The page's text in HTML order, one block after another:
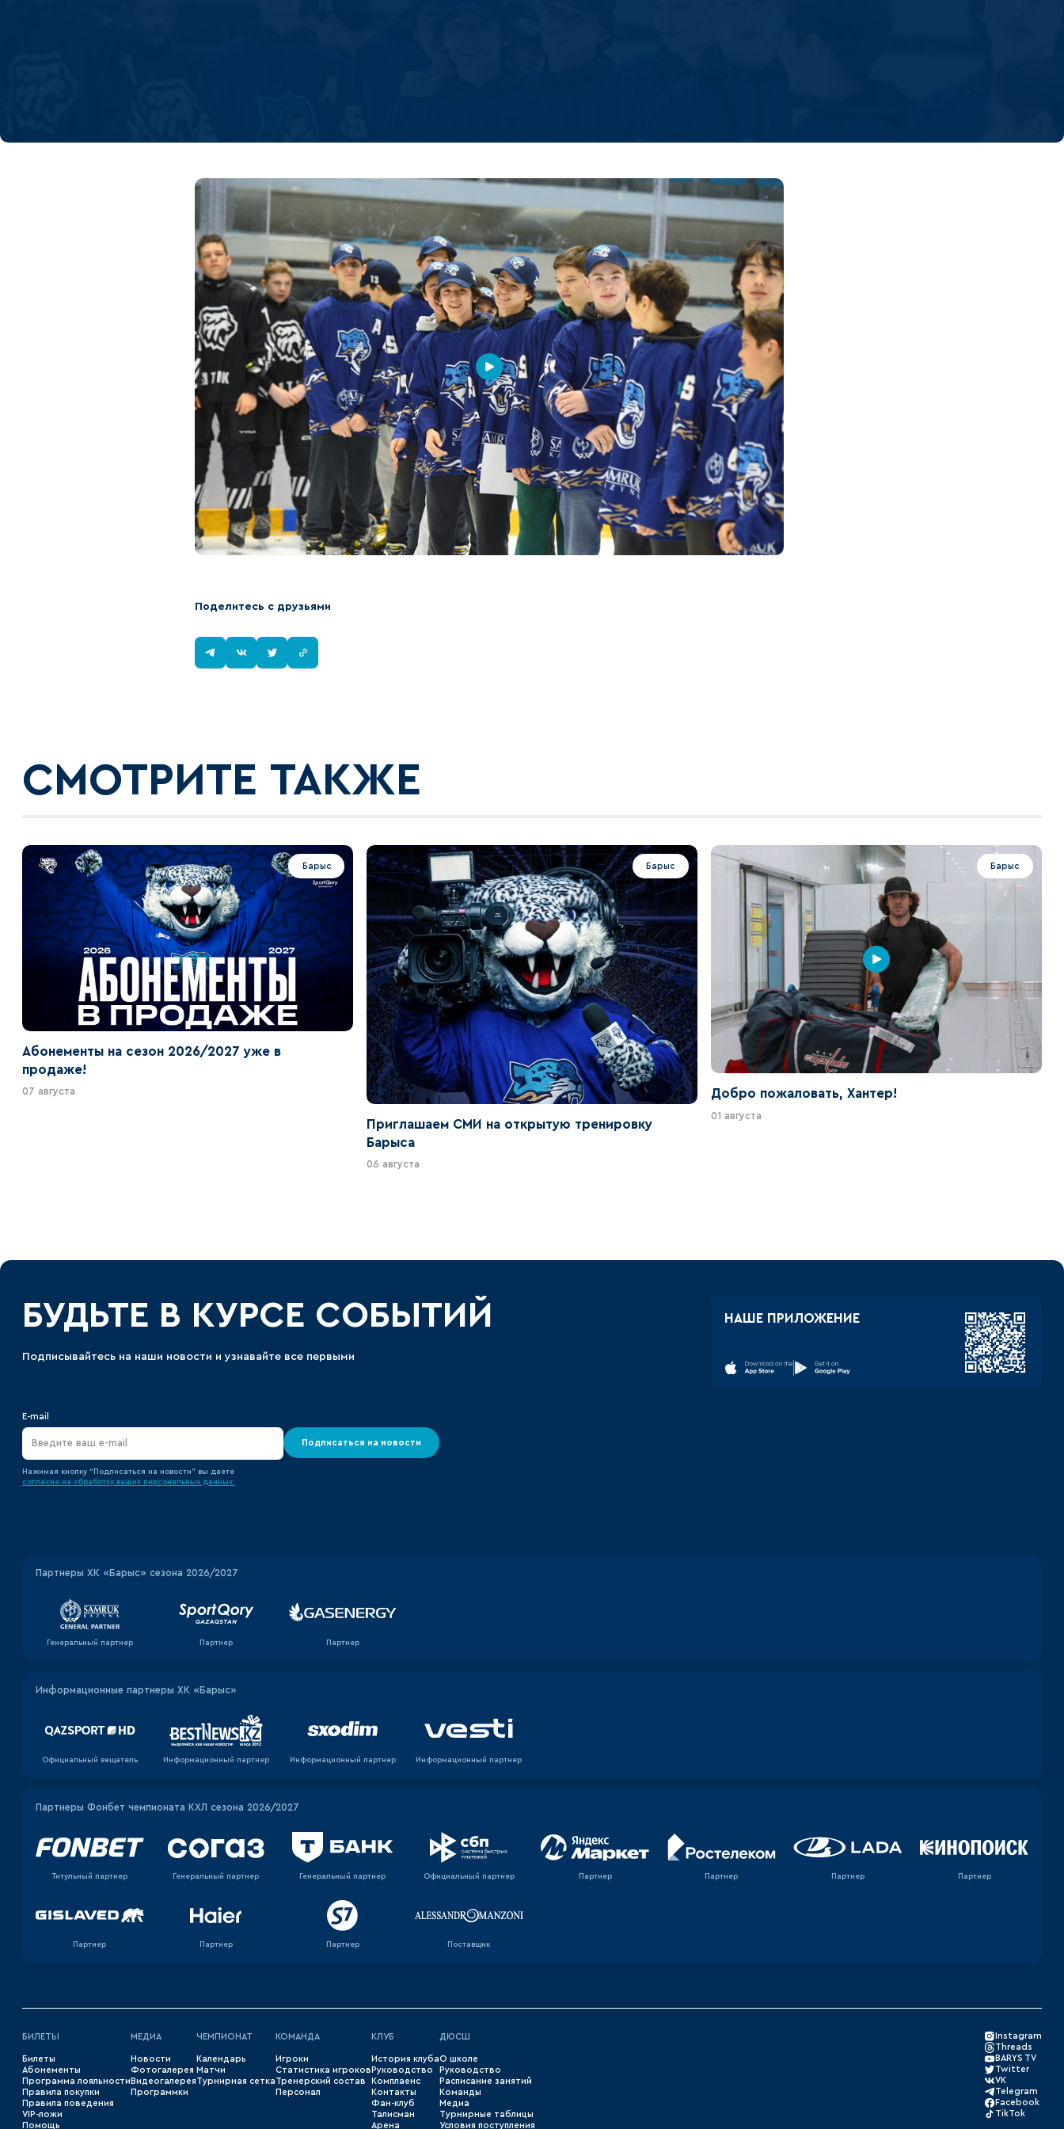
Поделитесь с друзьями
СМОТРИТЕ ТАКЖЕ
Барыс
Абонементы на сезон 2026/2027 уже в
продаже!
07 августа
Барыс
Приглашаем СМИ на открытую тренировку
Барыса
06 августа
Барыс
Добро пожаловать, Хантер!
01 августа
БУДЬТЕ В КУРСЕ СОБЫТИЙ
Подписывайтесь на наши новости и узнавайте все первыми
E-mail
Подписаться на новости
Нажимая кнопку “Подписаться на новости” вы даете
согласие на обработку ваших персональных данных.
НАШЕ ПРИЛОЖЕНИЕ
Партнеры ХК «Барыс» сезона 2026/2027
Генеральный партнер Партнер Партнер
Информационные партнеры ХК «Барыс»
Официальный вещатель Информационный партнер Информационный партнер Информационный партнер
Партнеры Фонбет чемпионата КХЛ сезона 2026/2027
Титульный партнер Генеральный партнер Генеральный партнер Официальный партнер Партнер Партнер Партнер Партнер
Партнер Партнер Партнер Поставщик
БИЛЕТЫ
Билеты
Абонементы
Программа лояльности
Правила покупки
Правила поведения
VIP-ложи
Помощь
МЕДИА
Новости
Фотогалерея
Видеогалерея
Программки
ЧЕМПИОНАТ
Календарь
Матчи
Турнирная сетка
КОМАНДА
Игроки
Статистика игроков
Тренерский состав
Персонал
КЛУБ
История клуба
Руководство
Комплаенс
Контакты
Фан-клуб
Талисман
Арена
ДЮСШ
О школе
Руководство
Расписание занятий
Команды
Медиа
Турнирные таблицы
Условия поступления
Instagram
Threads
BARYS TV
Twitter
VK
Telegram
Facebook
TikTok